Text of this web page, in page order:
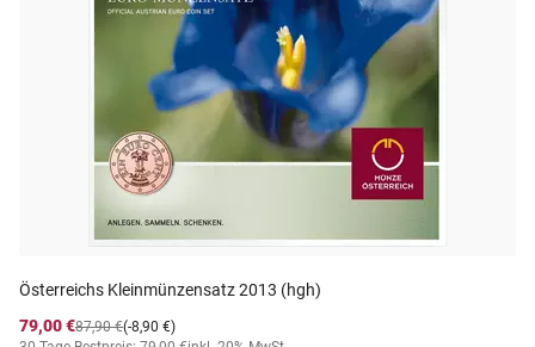
Österreichs Kleinmünzensatz 2013 (hgh)
79,00 €
(-8,90 €)
87,90 €